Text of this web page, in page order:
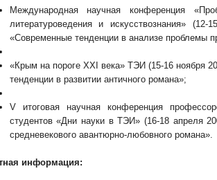
Международная научная конференция
литературоведения и искусствознания» (12-
«Современные тенденции в анализе проблемы
«Крым на пороге XXI века» ТЭИ (15-16 ноября
тенденции в развитии античного романа»;
Vитоговая научная конференция
студентов «Дни науки в ТЭИ» (16-18 апреля
средневекового авантюрно-любовного романа».
информация: